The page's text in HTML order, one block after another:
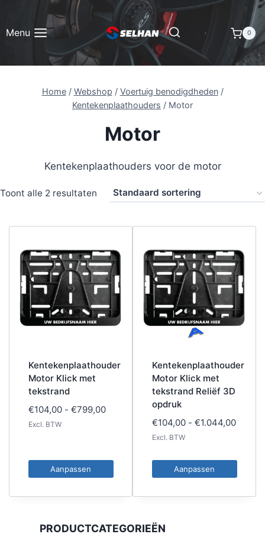
inhoud
Menu 0
Home / Webshop / Voertuig benodigdheden /
Kentekenplaathouders / Motor
Motor
Kentekenplaathouders voor de motor
Toont alle 2 resultaten
Kentekenplaathouder
Motor Klick met
tekstrand
€104,00 - €799,00Prijsklasse:
Excl. BTW
Aanpassen
meerdere
Kentekenplaathouder
Motor Klick met
tekstrand Reliëf 3D
opdruk
€104,00 - €1.044,00
Excl. BTW
Aanpassen
meerdere
PRODUCTCATEGORIEËN